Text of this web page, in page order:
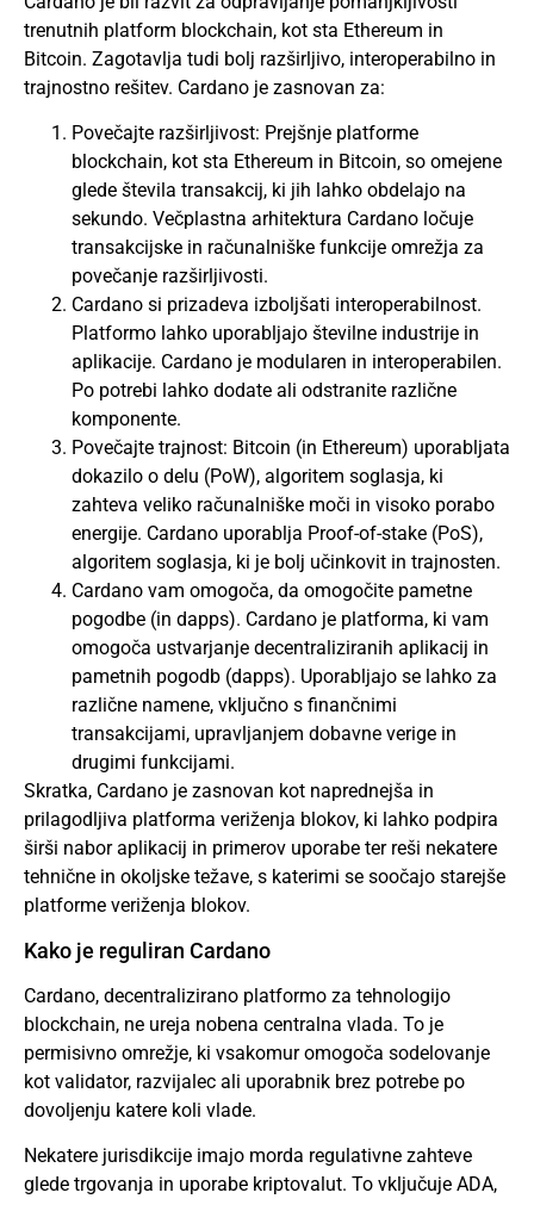
trenutnih platform blockchain, kot sta Ethereum in
Bitcoin. Zagotavlja tudi bolj razširljivo, interoperabilno in
trajnostno rešitev. Cardano je zasnovan za:
Povečajte razširljivost: Prejšnje platforme
blockchain, kot sta Ethereum in Bitcoin, so omejene
glede števila transakcij, ki jih lahko obdelajo na
sekundo. Večplastna arhitektura Cardano ločuje
transakcijske in računalniške funkcije omrežja za
povečanje razširljivosti.
Cardano si prizadeva izboljšati interoperabilnost.
Platformo lahko uporabljajo številne industrije in
aplikacije. Cardano je modularen in interoperabilen.
Po potrebi lahko dodate ali odstranite različne
komponente.
Povečajte trajnost: Bitcoin (in Ethereum) uporabljata
dokazilo o delu (PoW), algoritem soglasja, ki
zahteva veliko računalniške moči in visoko porabo
energije. Cardano uporablja Proof-of-stake (PoS),
algoritem soglasja, ki je bolj učinkovit in trajnosten.
Cardano vam omogoča, da omogočite pametne
pogodbe (in dapps). Cardano je platforma, ki vam
omogoča ustvarjanje decentraliziranih aplikacij in
pametnih pogodb (dapps). Uporabljajo se lahko za
različne namene, vključno s finančnimi
transakcijami, upravljanjem dobavne verige in
drugimi funkcijami.
Skratka, Cardano je zasnovan kot naprednejša in
prilagodljiva platforma veriženja blokov, ki lahko podpira
širši nabor aplikacij in primerov uporabe ter reši nekatere
tehnične in okoljske težave, s katerimi se soočajo starejše
platforme veriženja blokov.
Kako je reguliran Cardano
Cardano, decentralizirano platformo za tehnologijo
blockchain, ne ureja nobena centralna vlada. To je
permisivno omrežje, ki vsakomur omogoča sodelovanje
kot validator, razvijalec ali uporabnik brez potrebe po
dovoljenju katere koli vlade.
Nekatere jurisdikcije imajo morda regulativne zahteve
glede trgovanja in uporabe kriptovalut. To vključuje ADA,